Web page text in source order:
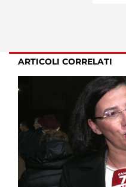
ARTICOLI CORRELATI